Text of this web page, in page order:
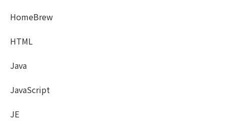
HomeBrew
HTML
Java
JavaScript
JE